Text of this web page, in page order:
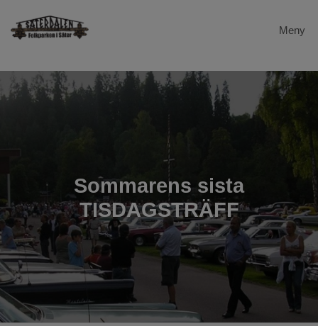
Hem
Säterdalen
Galleri
Gevalia
Länkar
Kontakta oss
Meny
Sommarens sista
TISDAGSTRÄFF